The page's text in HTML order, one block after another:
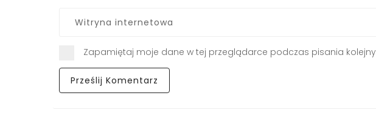
Zapamiętaj moje dane w tej przeglądarce podczas pisania